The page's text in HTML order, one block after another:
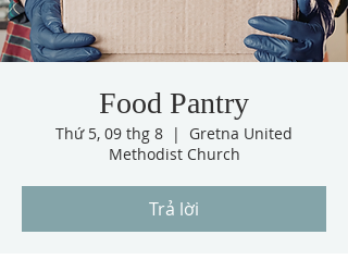
Food Pantry
Thứ 5, 09 thg 8
  |
Gretna United
Methodist Church
Trả lời